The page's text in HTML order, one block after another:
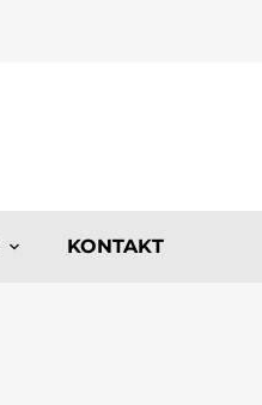
KONTAKT